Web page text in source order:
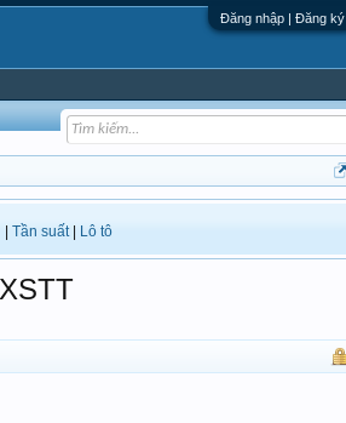
Đăng nhập | Đăng ký
Tần suất| Lô tô